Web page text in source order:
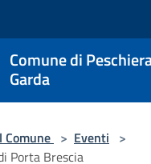
Comune di
Garda
Comune > Eventi >
Porta Brescia